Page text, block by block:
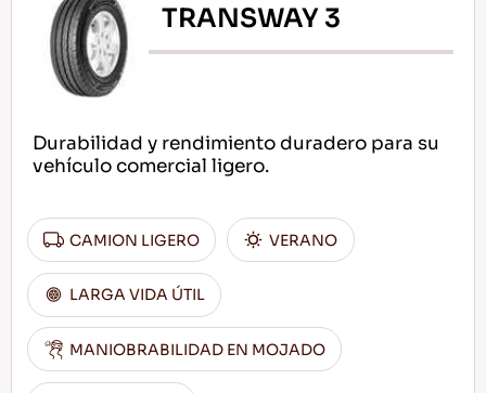
TRANSWAY 3
Durabilidad y rendimiento duradero para su
vehículo comercial ligero.
CAMION LIGERO VERANO
LARGA VIDA ÚTIL
MANIOBRABILIDAD EN MOJADO